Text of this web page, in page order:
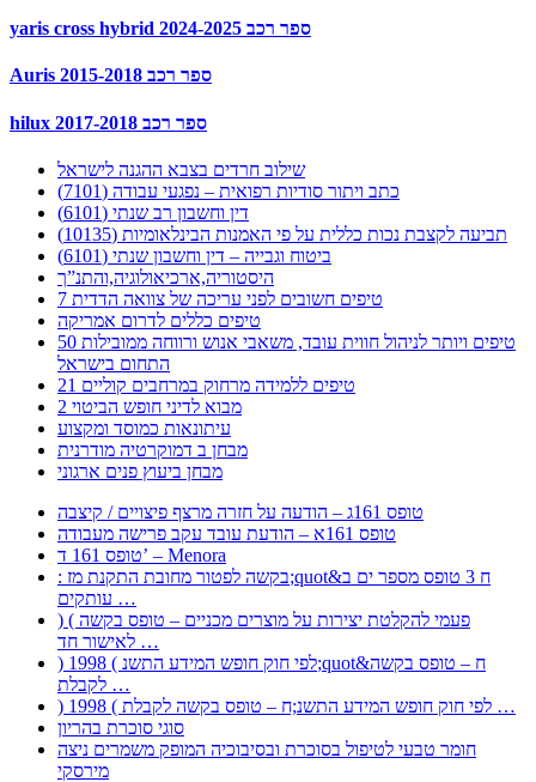
yaris cross hybrid 2024-2025 ספר רכב
Auris 2015-2018 ספר רכב
hilux 2017-2018 ספר רכב
שילוב חרדים בצבא ההגנה לישראל
כתב ויתור סודיות רפואית – נפגעי עבודה (7101)
דין וחשבון רב שנתי (6101)
תביעה לקצבת נכות כללית על פי האמנות הבינלאומיות (10135)
ביטוח וגבייה – דין וחשבון שנתי (6101)
היסטוריה,ארכיאולוגיה,והתנ”ך
7 טיפים חשובים לפני עריכה של צוואה הדדית
טיפים כללים לדרום אמריקה
50 טיפים ויותר לניהול חווית עובד, משאבי אנוש ורווחה ממובילות
התחום בישראל
21 טיפים ללמידה מרחוק במרחבים קוליים
מבוא לדיני חופש הביטוי 2
עיתונאות כמוסד ומקצוע
מבחן ב דמוקרטיה מודרנית
מבחן ביעוץ פנים ארגוני
טופס 161ג – הודעה על חזרה מרצף פיצויים / קיצבה
טופס 161א – הודעת עובד עקב פרישה מעבודה
טופס 161 ד’ – Menora
: בקשה לפטור מחובת התקנת מז;quot&ח 3 טופס מספר ים ב
עותקים …
) ( פעמי להקלטת יצירות על מוצרים מכניים – טופס בקשה
לאישור חד …
) 1998 ( לפי חוק חופש המידע התשנ;quot&ח – טופס בקשה
לקבלת …
) 1998 ( לפי חוק חופש המידע התשנ;ח – טופס בקשה לקבלת …
סוגי סוכרת בהריון
חומר טבעי לטיפול בסוכרת ובסיבוכיה המופק משמרים ניצה
מירסקי